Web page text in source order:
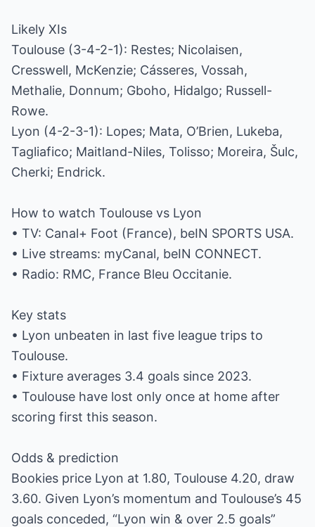
Likely XIs
Toulouse (3-4-2-1): Restes; Nicolaisen,
Cresswell, McKenzie; Cásseres, Vossah,
Methalie, Donnum; Gboho, Hidalgo; Russell-
Rowe.
Lyon (4-2-3-1): Lopes; Mata, O’Brien, Lukeba,
Tagliafico; Maitland-Niles, Tolisso; Moreira, Šulc,
Cherki; Endrick.
How to watch Toulouse vs Lyon
• TV: Canal+ Foot (France), beIN SPORTS USA.
• Live streams: myCanal, beIN CONNECT.
• Radio: RMC, France Bleu Occitanie.
Key stats
• Lyon unbeaten in last five league trips to
Toulouse.
• Fixture averages 3.4 goals since 2023.
• Toulouse have lost only once at home after
scoring first this season.
Odds & prediction
Bookies price Lyon at 1.80, Toulouse 4.20, draw
3.60. Given Lyon’s momentum and Toulouse’s 45
goals conceded, “Lyon win & over 2.5 goals”